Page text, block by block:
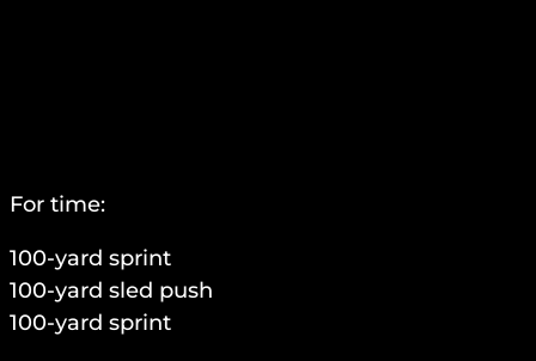
For time:
100-yard sprint
100-yard sled push
100-yard sprint